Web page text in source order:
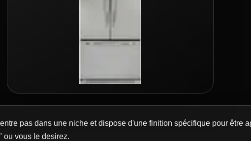
pas dans une niche et dispose d'une finition spécifique pour être
ou vous le desirez.